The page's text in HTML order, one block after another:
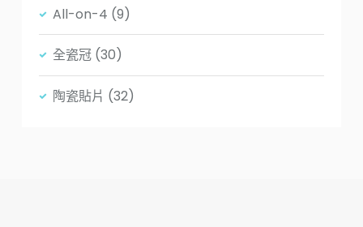
All-on-4 (9)
全瓷冠 (30)
陶瓷貼片 (32)